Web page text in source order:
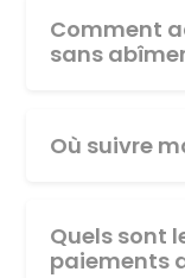
Comment
sans
Où suivre
Quels sont
paiements